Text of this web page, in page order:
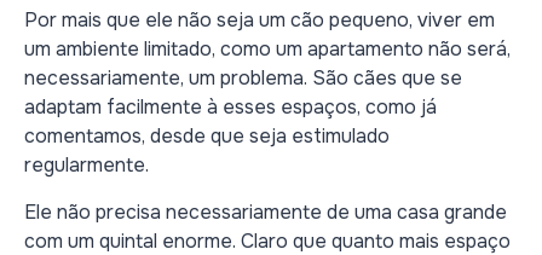
Por mais que ele não seja um cão pequeno, viver em
um ambiente limitado, como um apartamento não será,
necessariamente, um problema. São cães que se
adaptam facilmente à esses espaços, como já
comentamos, desde que seja estimulado
regularmente.
Ele não precisa necessariamente de uma casa grande
com um quintal enorme. Claro que quanto mais espaço